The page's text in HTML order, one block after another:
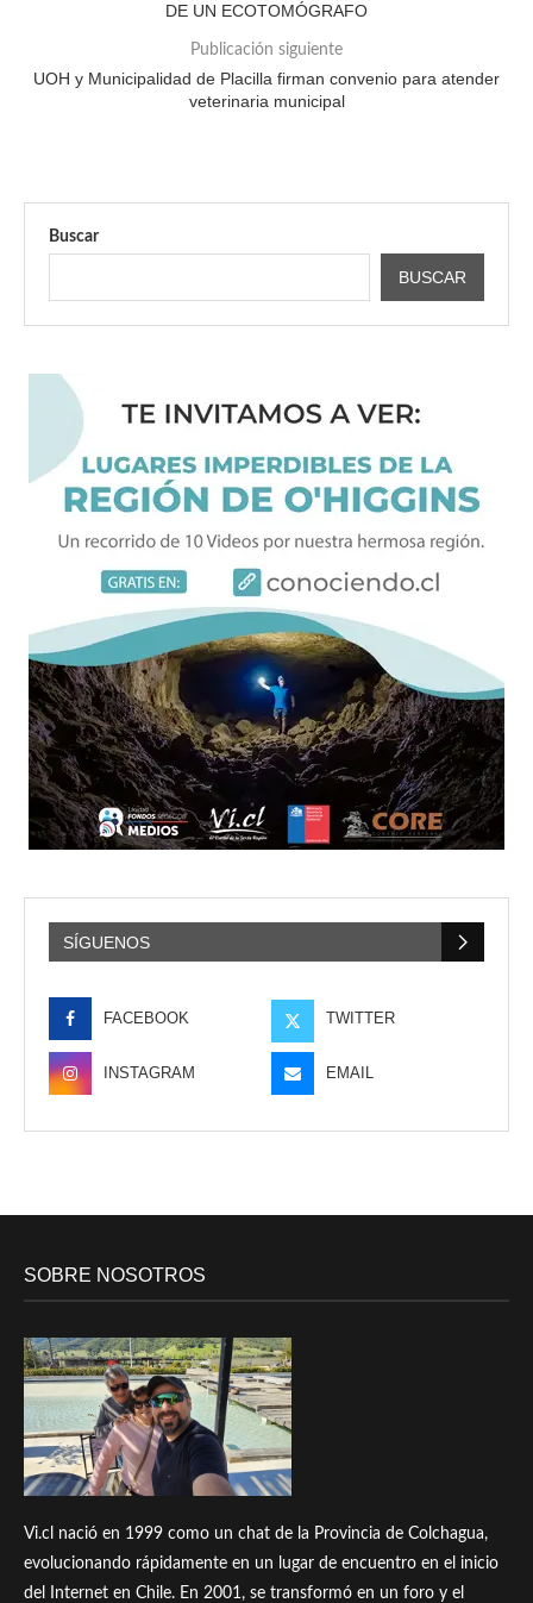
DE UN ECOTOMÓGRAFO
Publicación siguiente
UOH y Municipalidad de Placilla firman convenio para atender
veterinaria municipal
Buscar
BUSCAR
SÍGUENOS
FACEBOOK TWITTER
INSTAGRAM EMAIL
SOBRE NOSOTROS
Vi.cl nació en 1999 como un chat de la Provincia de Colchagua,
evolucionando rápidamente en un lugar de encuentro en el inicio
del Internet en Chile. En 2001, se transformó en un foro y el